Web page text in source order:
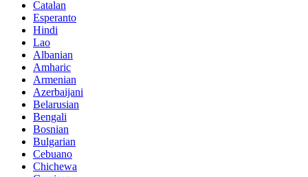
Catalan
Esperanto
Hindi
Lao
Albanian
Amharic
Armenian
Azerbaijani
Belarusian
Bengali
Bosnian
Bulgarian
Cebuano
Chichewa